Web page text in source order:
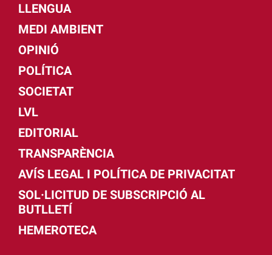
LLENGUA
MEDI AMBIENT
OPINIÓ
POLÍTICA
SOCIETAT
LVL
EDITORIAL
TRANSPARÈNCIA
AVÍS LEGAL I POLÍTICA DE PRIVACITAT
SOL·LICITUD DE SUBSCRIPCIÓ AL
BUTLLETÍ
HEMEROTECA